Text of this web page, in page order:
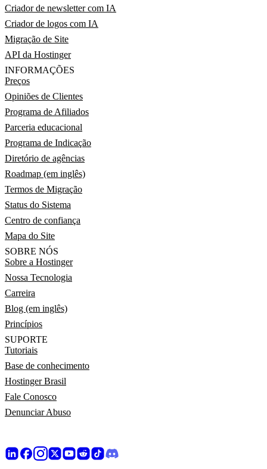
Criador de newsletter com IA
Criador de logos com IA
Migração de Site
API da Hostinger
INFORMAÇÕES
Preços
Opiniões de Clientes
Programa de Afiliados
Parceria educacional
Programa de Indicação
Diretório de agências
Roadmap (em inglês)
Termos de Migração
Status do Sistema
Centro de confiança
Mapa do Site
SOBRE NÓS
Sobre a Hostinger
Nossa Tecnologia
Carreira
Blog (em inglês)
Princípios
SUPORTE
Tutoriais
Base de conhecimento
Hostinger Brasil
Fale Conosco
Denunciar Abuso